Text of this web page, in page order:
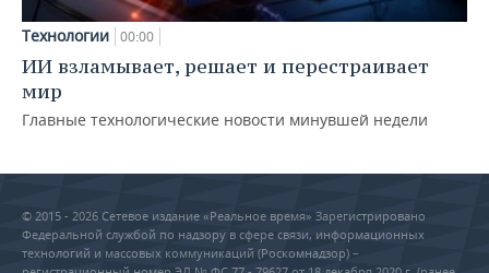
Технологии 00:00
ИИ взламывает, решает и перестраивает
мир
Главные технологические новости минувшей недели
© 2015 - 2026 Сетевое издание «Реальное время» Зарегистрировано
Федеральной службой по надзору в сфере связи, информационных
технологий и массовых коммуникаций (Роскомнадзор) –